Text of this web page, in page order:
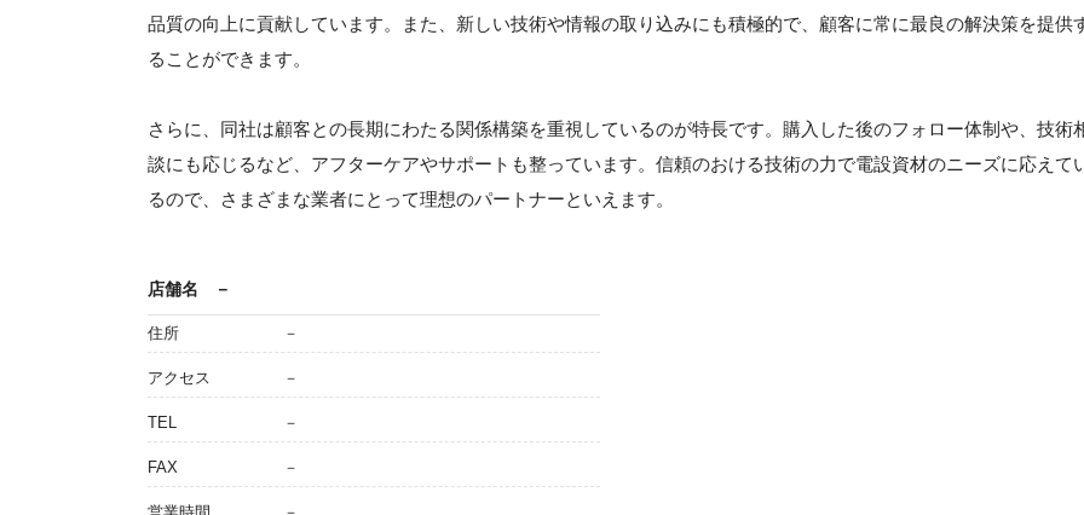
品質の向上に貢献しています。また、新しい技術や情報の取り込みにも積極的で、顧客に常に最良の解決策を提供
ることができます。
さらに、同社は顧客との長期にわたる関係構築を重視しているのが特長です。購入した後のフォロー体制や、技術
談にも応じるなど、アフターケアやサポートも整っています。信頼のおける技術の力で電設資材のニーズに応えて
るので、さまざまな業者にとって理想のパートナーといえます。
店舗名 －
住所 －
アクセス －
TEL －
FAX －